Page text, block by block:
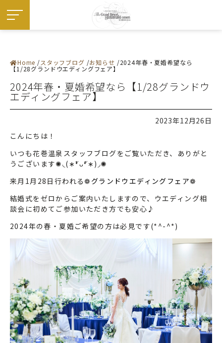
施設紹介
― 挙式会場
お料理
ドレス・和装
フェア
プラン
フォトギャラリー
はじめての方へ
ご成約の方へ
ご列席の方へ
資料請求
よくある質問
お問い合わせ
Home スタッフブログ お知らせ 2024年春・夏婚希望なら
【1/28グランドウエディングフェア】
2024年春・夏婚希望なら【1/28グランドウ
エディングフェア】
2023年12月26日
こんにちは！
いつも花巻温泉スタッフブログをご覧いただき、ありがと
うございます✺◟(∗❛ัᴗ❛ั∗)◞✺
来月1月28日行われる❁ グランドウエディングフェア❁
結婚式をゼロからご案内いたしますので、ウエディング相
談会に初めてご参加いただき方でも安心♪
2024年の春・夏婚ご希望の方は必見です(*^-^*)